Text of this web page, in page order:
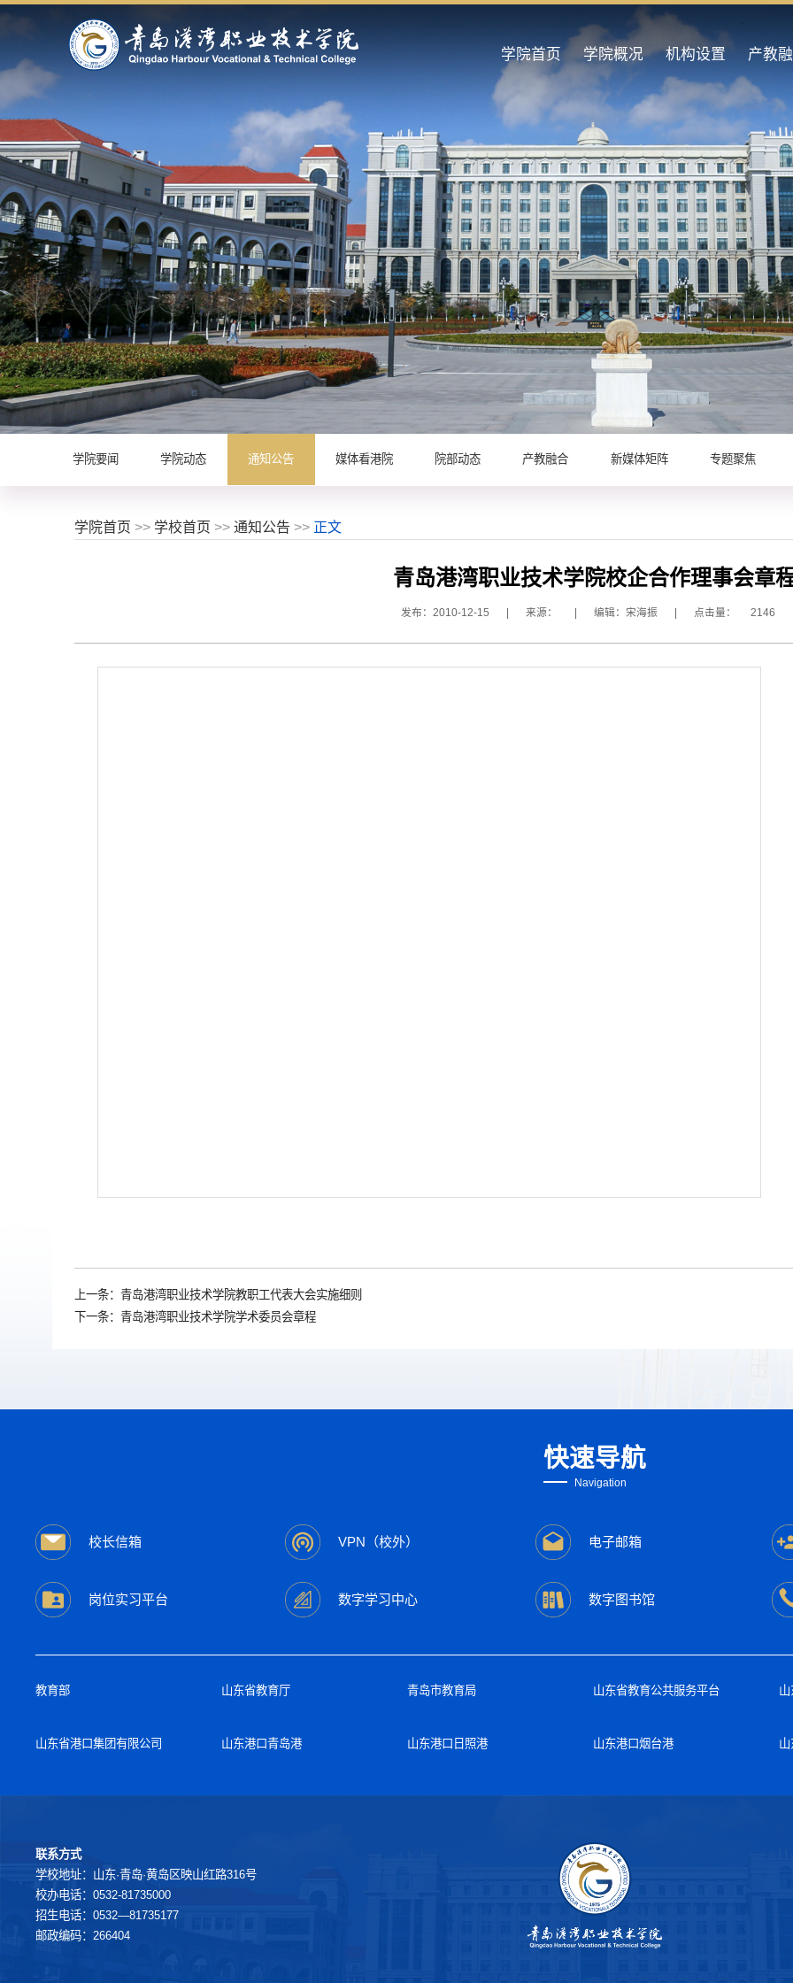
学院首页 学院概况 机构设置 产教
学院要闻 学院动态 通知公告 媒体看港院 院部动态 产教融合 新媒体矩阵 专题聚焦
学院首页 >> 学校首页 >> 通知公告 >> 正文
青岛港湾职业技术学院校企合作理事会章
发布：2010-12-15 来源： 编辑：宋海振 点击量： 2146
上一条： 青岛港湾职业技术学院教职工代表大会实施细则
下一条： 青岛港湾职业技术学院学术委员会章程
快速导航
Navigation
校长信箱 VPN（校外） 电子邮箱
岗位实习平台 数字学习中心 数字图书馆
教育部 山东省教育厅 青岛市教育局 山东省教育公共服务平台
山东省港口集团有限公司 山东港口青岛港 山东港口日照港 山东港口烟台港
联系方式
学校地址：山东·青岛·黄岛区映山红路316号
校办电话：0532-81735000
招生电话：0532—81735177
邮政编码：266404